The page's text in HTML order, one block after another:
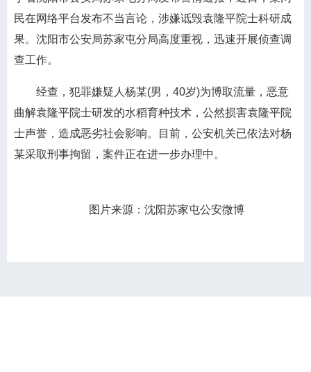
民在网络平台发布不当言论，涉嫌诋毁袁隆平院士科研成
果。沈阳市公安局苏家屯分局高度重视，迅速开展侦查调
查工作。
经查，犯罪嫌疑人杨某(男，40岁)为博取流量，恶意
曲解袁隆平院士研发的水稻育种技术，公然损害袁隆平院
士声誉，造成恶劣社会影响。目前，公安机关已依法对杨
某采取刑事拘留，案件正在进一步办理中。
图片来源：沈阳苏家屯公安微博